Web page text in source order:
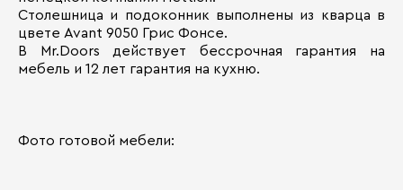
Столешница и подоконник выполнены из кварца в
цвете Avant 9050 Грис Фонсе.
В Mr.Doors действует бессрочная гарантия на
мебель и 12 лет гарантия на кухню.
Фото готовой мебели: